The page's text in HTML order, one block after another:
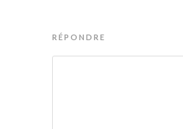
RÉPONDRE